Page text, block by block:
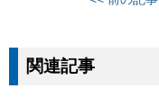
関連記事